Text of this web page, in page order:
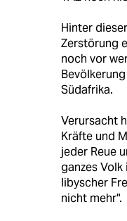
Hinter
Zerstörung
noch vor
Südafrika.
Verursacht
Kräfte und
jeder Reue
ganzes
libyscher
nicht mehr".